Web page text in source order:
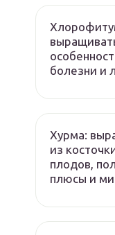
болезни и
Хурма:
из
плодов,
плюсы и